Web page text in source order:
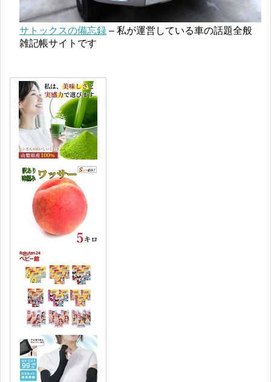
サトックスの備忘録 – 私が運営している車の話題全般
雑記帳サイトです